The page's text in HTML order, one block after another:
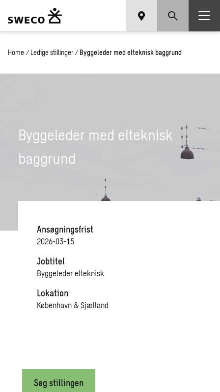
Home / Ledige stillinger / Byggeleder med elteknisk baggrund
Byggeleder med elteknisk
baggrund
Ansøgningsfrist
2026-03-15
Jobtitel
Byggeleder elteknisk
Lokation
København & Sjælland
Søg stillingen